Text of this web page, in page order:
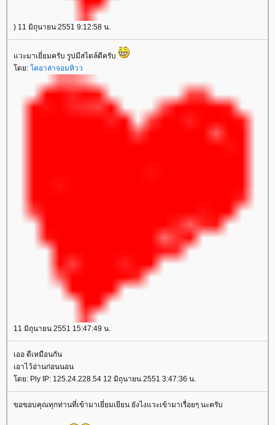
) 11 มิถุนายน 2551 9:12:58 น.
วะมาเยี่ยมครับ รูปมีสไตล์ดีครับ
ดย: คอาล่าจอมหิวว
11 มิถุนายน 2551 15:47:49 น.
เออ ดีเหมือนกัน
เอาไว้อ่านก่อนนอน
ดย: Ply IP: 125.24.228.54 12 มิถุนายน 2551 3:47:36 น.
ขอขอบคุณทุกท่านที่เข้ามาเยี่ยมเยียน ยังไงแวะเข้ามาเรื่อยๆ นะครับ